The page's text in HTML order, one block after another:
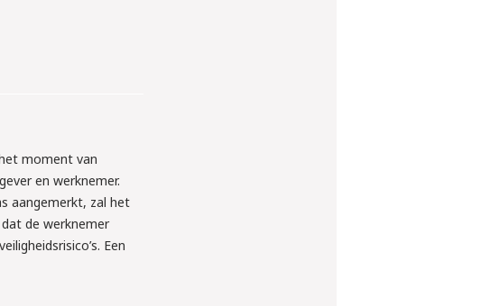
moment van
en werknemer.
aangemerkt, zal het
de werknemer
Een